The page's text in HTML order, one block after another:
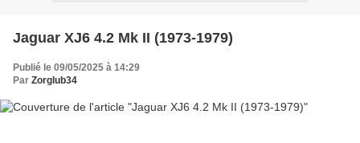
Jaguar XJ6 4.2 Mk II (1973-1979)
Publié le 09/05/2025 à 14:29
Par Zorglub34